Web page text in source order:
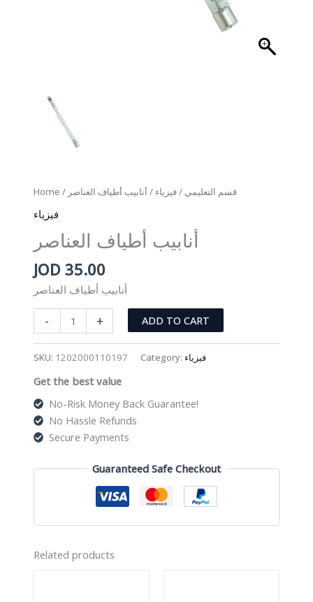
Home / قسم التعليمي /فيزياء / أنابيب أطياف العناصر
فيزياء
أنابيب أطياف العناصر
JOD 35.00
أنابيب أطياف العناصر
-
أطياف
+ ADD TO CART
SKU: 1202000110197 Category: فيزياء
Get the best value
No-Risk Money Back Guarantee!
No Hassle Refunds
Secure Payments
Guaranteed Safe Checkout
Related products